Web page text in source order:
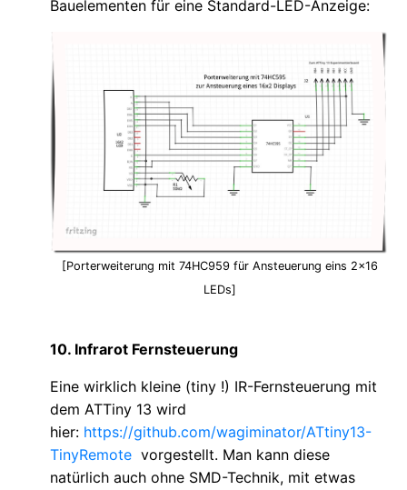
Bauelementen für eine Standard-LED-Anzeige:
[Porterweiterung mit 74HC959 für Ansteuerung eins 2x16
LEDs]
10. Infrarot Fernsteuerung
Eine wirklich kleine (tiny !) IR-Fernsteuerung mit
dem ATTiny 13 wird
hier: https://github.com/wagiminator/ATtiny13-
TinyRemote vorgestellt. Man kann diese
natürlich auch ohne SMD-Technik, mit etwas